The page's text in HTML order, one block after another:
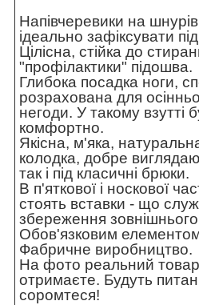
Напівчеревики на
ідеально зафіксувати
Цілісна, стійка до
"профілактики" підошва.
Глибока посадка ноги,
розрахована для
негоди. У такому взутті
комфортно.
Якісна, м'яка,
колодка, добре
так і під класичні брюки.
В п'яткової і носкової
стоять вставки - що
збереження
Обов'язковим
Фабричне виробництво.
На фото реальний
отримаєте. Будуть
соромтеся!